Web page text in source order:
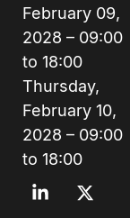
February 09,
2028 – 09:00
to 18:00
Thursday,
February 10,
2028 – 09:00
to 18:00